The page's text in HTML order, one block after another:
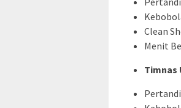
Clean
Menit
Timnas